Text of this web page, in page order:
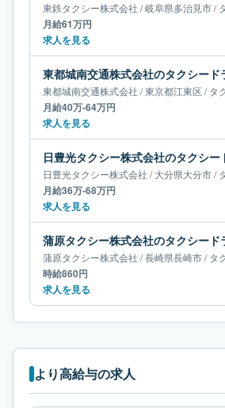
東鉄タクシー株式会社 /岐阜県多治見市/
月給61万円
求人を見る
東都城南交通株式会社 /東京都江東区 /タ
月給40万-64万円
求人を見る
日豊光タクシー株式会社 /大分県大分市/
月給36万-68万円
求人を見る
蒲原タクシー株式会社 /長崎県長崎市/タ
時給860円
求人を見る
より高給与の求人